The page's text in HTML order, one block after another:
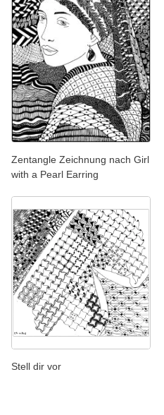
Zentangle Zeichnung nach Girl
with a Pearl Earring
Stell dir vor